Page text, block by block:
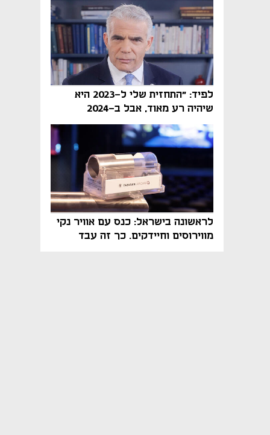
לפיד: "התחזית שלי ל-2023 היא
שיהיה רע מאוד, אבל ב-2024
הממשלה תיפול"
לראשונה בישראל: כנס עם אוויר נקי
מווירוסים וחיידקים. כך זה עבד